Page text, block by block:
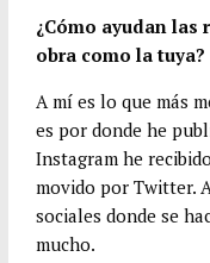
¿Cómo ayudan las
obra como la tuya?
A mí es lo que más
es por donde he
Instagram he
movido por Twitter.
sociales donde se
mucho.